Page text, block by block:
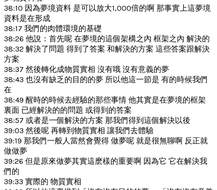
38:10 因為夢境資料 是可以放大1,000倍的啊 那事實上這夢境
資料是在形成
38:17 我們的肉體環境的基礎
38:26 他說：首先呢 在夢境的這個架構之內 框架之內 解決的
38:32 解決了問題 得到了答案 和解決的方案 這些答案跟解決
方案
38:37 然後轉化成物質實相 沒有哦 沒有意義的夢
38:43 也沒有缺乏的目的的夢 所以他這一節是 有的時候我們
在
38:49 醒時的時候去經驗的那些事情 他其實是在夢境的框架
裏面 已經解決的的問題 或得到的答案
38:57 或者是一個解決的方案 那我們得到這個解決以後
39:03 然後呢 再轉到物質實相 讓我們去體驗
39:19 那我們一般人當然會覺得 做夢呢 就是很無聊啊 反正就
做做夢
39:26 但是原來做夢其實這麽樣的重要啊 因為它 它在解決我
們的
39:33 實際的 物質實相